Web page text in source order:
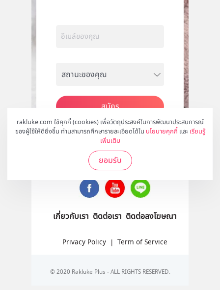
rakluke.com ใช้คุกกี้ (cookies) เพื่อวัตถุประสงค์ในการพัฒนาประสบการณ์
ของผู้ใช้ให้ดียิ่งขึ้น ท่านสามารถศึกษารายละเอียดได้ใน นโยบายคุกกี้ และ เรียนรู้
เพิ่มเติม
ยอมรับ
สมัคร
ติดตามเราได้ที่
เกี่ยวกับเรา ติดต่อเรา ติดต่อลงโฆษณา
Privacy Policy | Term of Service
© 2020 Rakluke Plus - ALL RIGHTS RESERVED.